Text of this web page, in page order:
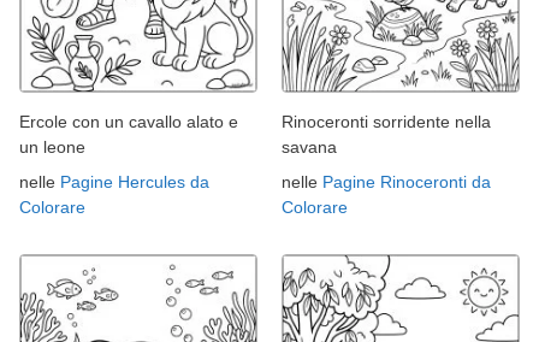
Ercole con un cavallo alato e
un leone
nelle Pagine Hercules da
Colorare
Rinoceronti sorridente nella
savana
nelle Pagine Rinoceronti da
Colorare